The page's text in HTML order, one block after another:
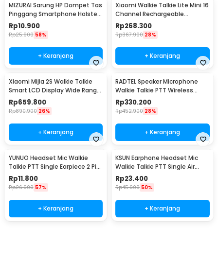
MIZURAI Sarung HP Dompet Tas
Pinggang Smartphone Holster
Leather - MZ144
Rp10.900
Rp25.900 58%
+ Keranjang
Xiaomi Walkie Talkie Lite Mini 16
Channel Rechargeable
2000mAh - XMDJJL01
Rp268.300
Rp367.900 28%
+ Keranjang
Xiaomi Mijia 2S Walkie Talkie
Smart LCD Display Wide Range
Radio FM - XMDJJ04FY
Rp659.800
Rp890.900 26%
+ Keranjang
RADTEL Speaker Microphone
Walkie Talkie PTT Wireless
Bluetooth - T5
Rp330.200
Rp452.900 28%
+ Keranjang
YUNUO Headset Mic Walkie
Talkie PTT Single Earpiece 2 Pin
Baofeng - ABX0
Rp11.800
Rp26.900 57%
+ Keranjang
KSUN Earphone Headset Mic
Walkie Talkie PTT Single Air
Duct 1 Pin - K15
Rp23.400
Rp45.900 50%
+ Keranjang